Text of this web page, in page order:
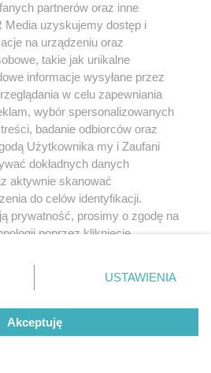
partnerów oraz inne
Media uzyskujemy dostęp i
na urządzeniu oraz
takie jak unikalne
informacje wysyłane przez
w celu zapewniania
wybór spersonalizowanych
badanie odbiorców oraz
Użytkownika my i Zaufani
dokładnych danych
aktywnie skanować
do celów identyfikacji.
prywatność, prosimy o zgodę na
poprzez kliknięcie
przycisk ustawień prywatności
dolnym rogu strony
nie wymagają zgody
prawo sprzeciwić się takiemu
będą miały zastosowanie tylko
USTAWIENIA
Akceptuję